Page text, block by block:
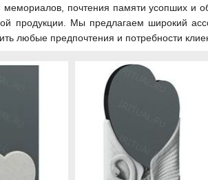
почтения памяти усопших и
продукции. Мы предлагаем широкий
любые предпочтения и потребности